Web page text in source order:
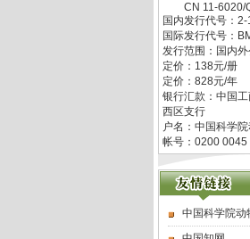
CN 11-6020/
国内发行代号： 2-
国际发行代号：
发行范围：国内
定价： 138元/册
定价： 828元/年
银行汇款：中国
西区支行
户名：中国科学
帐号：0200
中国科学院动